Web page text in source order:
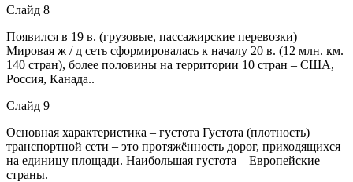
Слайд 8
Появился в 19 в. (грузовые, пассажирские перевозки)
Мировая ж / д сеть сформировалась к началу 20 в. (12 млн. км.
140 стран), более половины на территории 10 стран – США,
Россия, Канада..
Слайд 9
Основная характеристика – густота Густота (плотность)
транспортной сети – это протяжённость дорог, приходящихся
на единицу площади. Наибольшая густота – Европейские
страны.